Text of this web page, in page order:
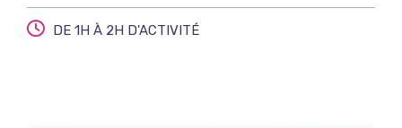
DE 1H À 2H D'ACTIVITÉ